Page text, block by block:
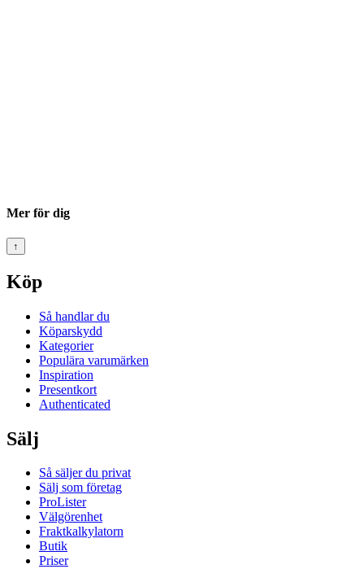
Mer för dig
↑
Köp
Så handlar du
Köparskydd
Kategorier
Populära varumärken
Inspiration
Presentkort
Authenticated
Sälj
Så säljer du privat
Sälj som företag
ProLister
Välgörenhet
Fraktkalkylatorn
Butik
Priser